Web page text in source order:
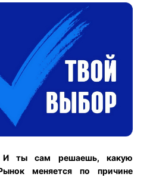
ты сам решаешь, какую
меняется по причине